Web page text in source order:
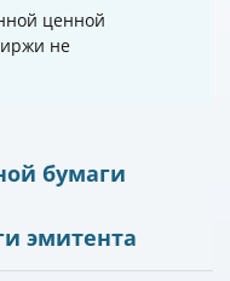
ценной
не
бумаги
эмитента